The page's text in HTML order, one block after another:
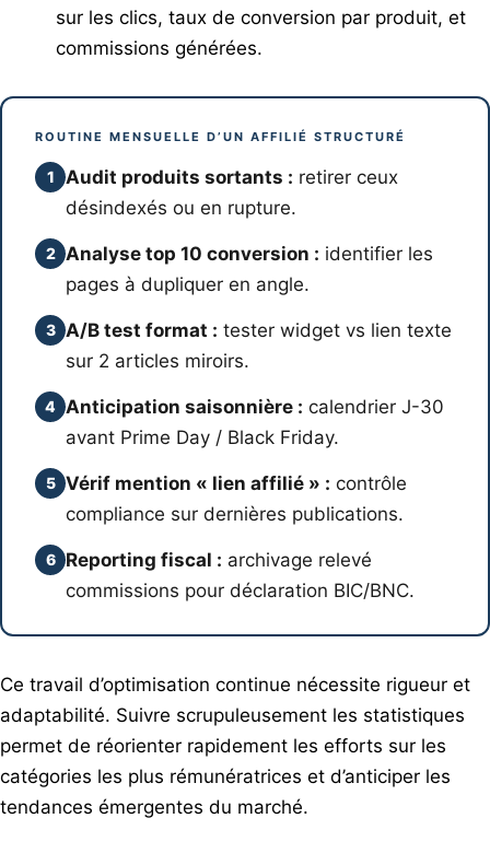
sur les clics, taux de conversion par produit, et
commissions générées.
ROUTINE MENSUELLE D’UN AFFILIÉ STRUCTURÉ
1 Audit produits sortants : retirer ceux
désindexés ou en rupture.
2 Analyse top 10 conversion : identifier les
pages à dupliquer en angle.
3 A/B test format : tester widget vs lien texte
sur 2 articles miroirs.
4 Anticipation saisonnière : calendrier J-30
avant Prime Day / Black Friday.
5 Vérif mention « lien affilié » : contrôle
compliance sur dernières publications.
6 Reporting fiscal : archivage relevé
commissions pour déclaration BIC/BNC.
Ce travail d’optimisation continue nécessite rigueur et
adaptabilité. Suivre scrupuleusement les statistiques
permet de réorienter rapidement les efforts sur les
catégories les plus rémunératrices et d’anticiper les
tendances émergentes du marché.